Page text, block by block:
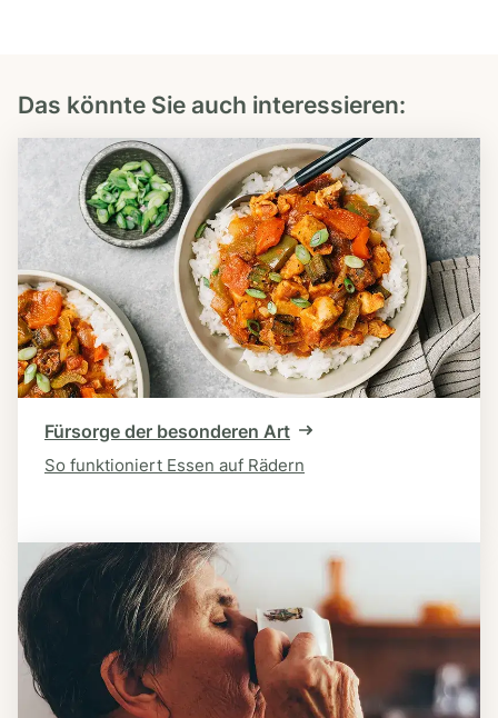
Das könnte Sie auch interessieren:
Fürsorge der besonderen Art
So funktioniert Essen auf Rädern